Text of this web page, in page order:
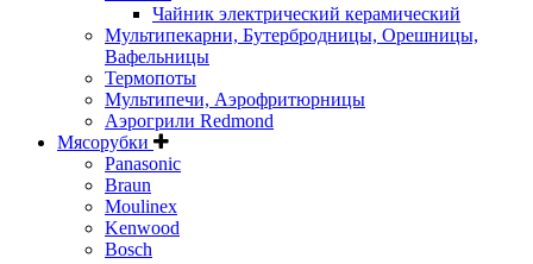
Чайник электрический керамический
Мультипекарни, Бутербродницы, Орешницы,
Вафельницы
Термопоты
Мультипечи, Аэрофритюрницы
Аэрогрили Redmond
Мясорубки
Panasonic
Braun
Moulinex
Kenwood
Bosch